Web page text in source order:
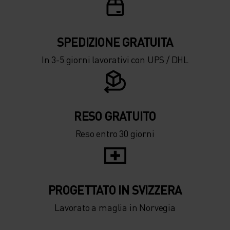
-20°
-30°
-20°
-30°
SPEDIZIONE ​​​​​​GRATUITA
In 3-5 giorni lavorativi con UPS / DHL
RESO GRATUITO
Reso entro 30 giorni
PROGETTATO IN SVIZZERA
Lavorato a maglia in Norvegia